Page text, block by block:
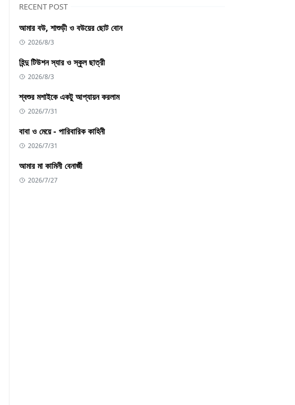
RECENT POST
আমার বউ, শাশুড়ী ও বউয়ের ছোট বোন
2026/8/3
হিন্দু টিউশন স্যার ও স্কুল ছাত্রী
2026/8/3
শ্বশুর মশাইকে একটু আপ্যায়ন করলাম
2026/7/31
বাবা ও মেয়ে - পারিবারিক কাহিনী
2026/7/31
আমার মা কামিনী বেনার্জী
2026/7/27